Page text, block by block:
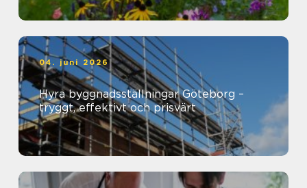
04. juni 2026
Hyra byggnadsställningar Göteborg –
tryggt, effektivt och prisvärt